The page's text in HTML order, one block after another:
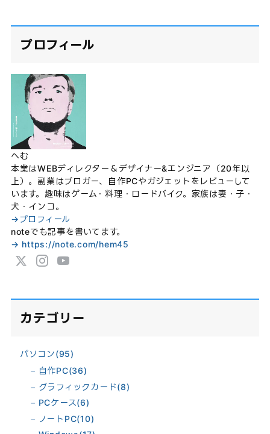
プロフィール
へむ
本業はWEBディレクター＆デザイナー&エンジニア（20年以
上）。副業はブロガー、自作PCやガジェットをレビューして
います。趣味はゲーム・料理・ロードバイク。家族は妻・子・
犬・インコ。
→プロフィール
noteでも記事を書いてます。
→ https://note.com/hem45
カテゴリー
パソコン(95)
自作PC(36)
グラフィックカード(8)
PCケース(6)
ノートPC(10)